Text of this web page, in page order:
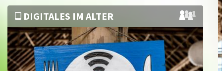
DIGITALES IM ALTER